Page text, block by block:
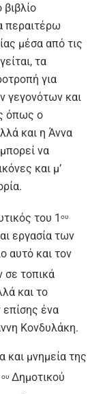
περαιτέρω
μέσα από τις
τα
για
γεγονότων και
όπως ο
και η Άννα
να
και μ’
του 1 ου
εργασία των
αυτό και τον
σε τοπικά
και το
ένα
Κονδυλάκη.
και μνημεία της
ου Δημοτικού